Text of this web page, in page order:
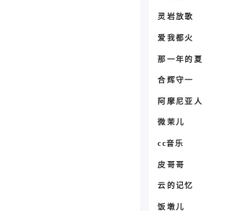
灵岩放歌
爱我都火
那一年的夏
合辉守一
阿摩尼亚人
微茉儿
cc音乐
皮哥哥
云的记忆
饭墩儿